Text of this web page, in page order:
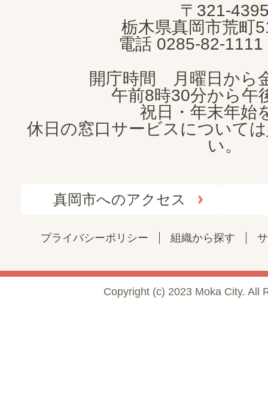
CITY
〒321-
栃木県真岡市荒町
電話 0285-82-1111
開庁時間 月曜日から
午前8時30分から午
祝日・年末年始
休日の窓口サービスについては
い。
真岡市へのアクセス
プライバシーポリシー 組織から探す
Copyright (c) 2023 Moka City. All